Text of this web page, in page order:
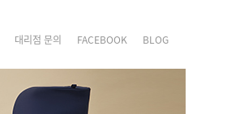
대리점 문의 FACEBOOK BLOG